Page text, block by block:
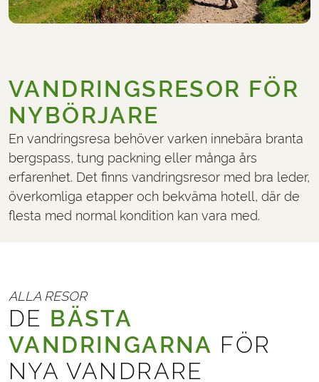
VANDRINGSRESOR FÖR
NYBÖRJARE
En vandringsresa behöver varken innebära branta
bergspass, tung packning eller många års
erfarenhet. Det finns vandringsresor med bra leder,
överkomliga etapper och bekväma hotell, där de
flesta med normal kondition kan vara med.
ALLA RESOR
DE BÄSTA
VANDRINGARNA FÖR
NYA VANDRARE